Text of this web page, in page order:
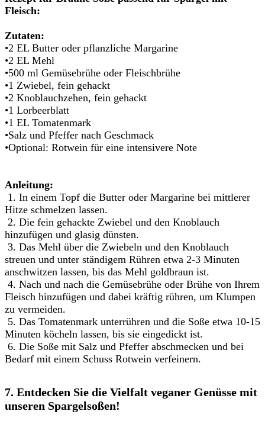
Fleisch:
Zutaten:
•2 EL Butter oder pflanzliche Margarine
•2 EL Mehl
•500 ml Gemüsebrühe oder Fleischbrühe
•1 Zwiebel, fein gehackt
•2 Knoblauchzehen, fein gehackt
•1 Lorbeerblatt
•1 EL Tomatenmark
•Salz und Pfeffer nach Geschmack
•Optional: Rotwein für eine intensivere Note
Anleitung:
1. In einem Topf die Butter oder Margarine bei mittlerer
Hitze schmelzen lassen.
2. Die fein gehackte Zwiebel und den Knoblauch
hinzufügen und glasig dünsten.
3. Das Mehl über die Zwiebeln und den Knoblauch
streuen und unter ständigem Rühren etwa 2-3 Minuten
anschwitzen lassen, bis das Mehl goldbraun ist.
4. Nach und nach die Gemüsebrühe oder Brühe von Ihrem
Fleisch hinzufügen und dabei kräftig rühren, um Klumpen
zu vermeiden.
5. Das Tomatenmark unterrühren und die Soße etwa 10-15
Minuten köcheln lassen, bis sie eingedickt ist.
6. Die Soße mit Salz und Pfeffer abschmecken und bei
Bedarf mit einem Schuss Rotwein verfeinern.
7. Entdecken Sie die Vielfalt veganer Genüsse mit
unseren Spargelsoßen!